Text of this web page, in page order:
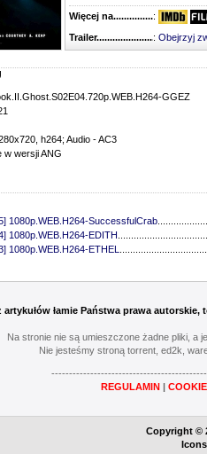
Więcej :
: Obejrzyj
GGEZ
h264; Audio - AC3
w wersji ANG
1080p.WEB.H264-SuccessfulCrab
1080p.WEB.H264-EDITH
1080p.WEB.H264-ETHEL
1080p.WEB.H264-CAKES
1080p.WEB.H264-CAKES
1080p.WEB.H264-CAKES
1080p.WEB.H264-CAKES
1080p.WEB.H264-CAKES
720p.WEB.H264-CAKES
720p.WEB.H264-GLHF
łamie Państwa prawa
Na stronie nie są umieszczone żadne pliki, a
Nie jesteśmy stroną torrent, ed2k,
REGULAMIN
Copyright ©